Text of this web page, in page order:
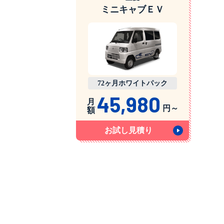
ミニキャブＥＶ
72ヶ月ホワイトパック
月
額 45,980 円～
お試し見積り